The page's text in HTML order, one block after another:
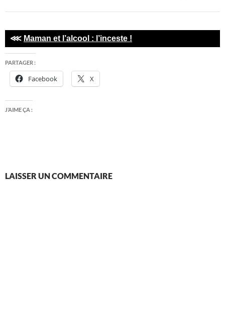
⋘ Maman et l’alcool : l’inceste !
PARTAGER :
Facebook X
J’AIME ÇA :
LAISSER UN COMMENTAIRE